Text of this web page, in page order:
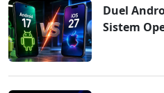
Duel
Sistem